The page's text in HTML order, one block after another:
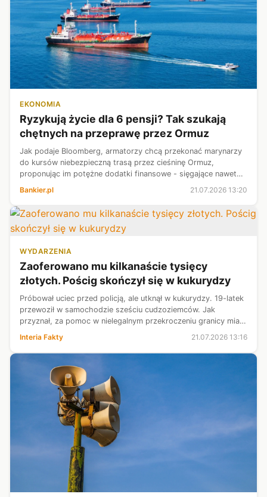
EKONOMIA
Ryzykują życie dla 6 pensji? Tak szukają
chętnych na przeprawę przez Ormuz
Jak podaje Bloomberg, armatorzy chcą przekonać marynarzy
do kursów niebezpieczną trasą przez cieśninę Ormuz,
proponując im potężne dodatki finansowe - sięgające nawet
Bankier.pl 21.07.2026 13:20
WYDARZENIA
Zaoferowano mu kilkanaście tysięcy
złotych. Pościg skończył się w kukurydzy
Próbował uciec przed policją, ale utknął w kukurydzy. 19-latek
przewoził w samochodzie sześciu cudzoziemców. Jak
przyznał, za pomoc w nielegalnym przekroczeniu granicy miał
Interia Fakty 21.07.2026 13:16